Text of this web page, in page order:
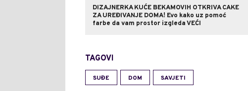
DIZAJNERKA KUĆE BEKAMOVIH OTKRIVA CAKE
ZA UREĐIVANJE DOMA! Evo kako uz pomoć
farbe da vam prostor izgleda VEĆI
TAGOVI
SUĐE DOM SAVJETI